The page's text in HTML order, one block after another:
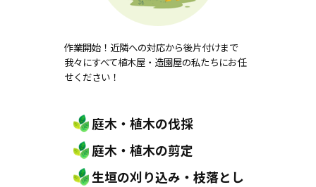
作業開始！近隣への対応から後片付けまで
我々にすべて植木屋・造園屋の私たちにお任
せください！
庭木・植木の伐採
庭木・植木の剪定
生垣の刈り込み・枝落とし